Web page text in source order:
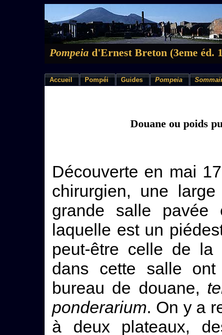
Pompeia d'Ernest Breton (3eme éd.
Accueil Pompéi Guides Pompeia
Douane ou poids
Découverte en mai
chirurgien, une
grande salle
laquelle est un
peut-être celle de la
dans cette salle
bureau de douane,
ponderarium. On y a
à deux plateaux,